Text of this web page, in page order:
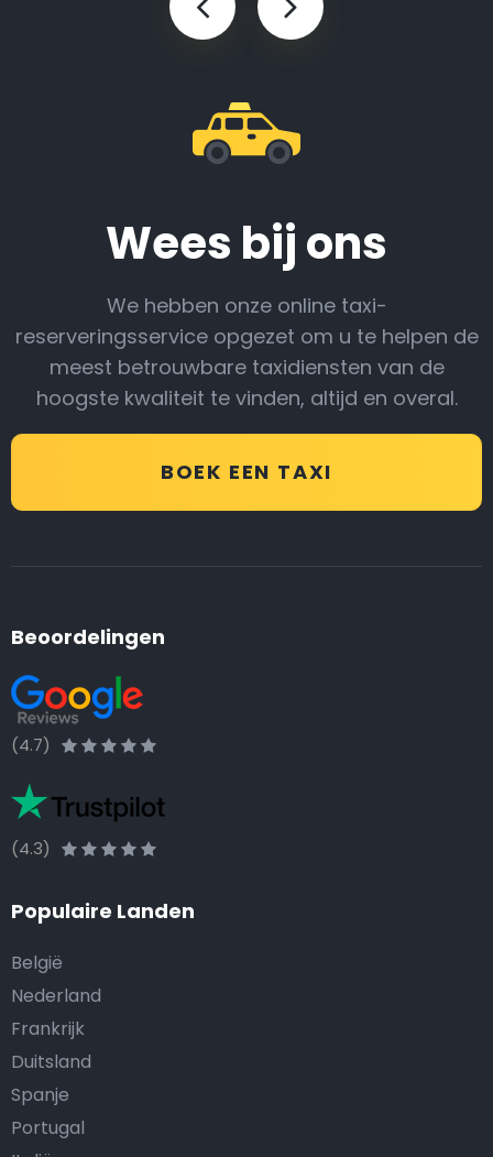
Wees bij ons
We hebben onze online taxi-
reserveringsservice opgezet om u te helpen de
meest betrouwbare taxidiensten van de
hoogste kwaliteit te vinden, altijd en overal.
BOEK EEN TAXI
Beoordelingen
(4.7)
(4.3)
Populaire Landen
België
Nederland
Frankrijk
Duitsland
Spanje
Portugal